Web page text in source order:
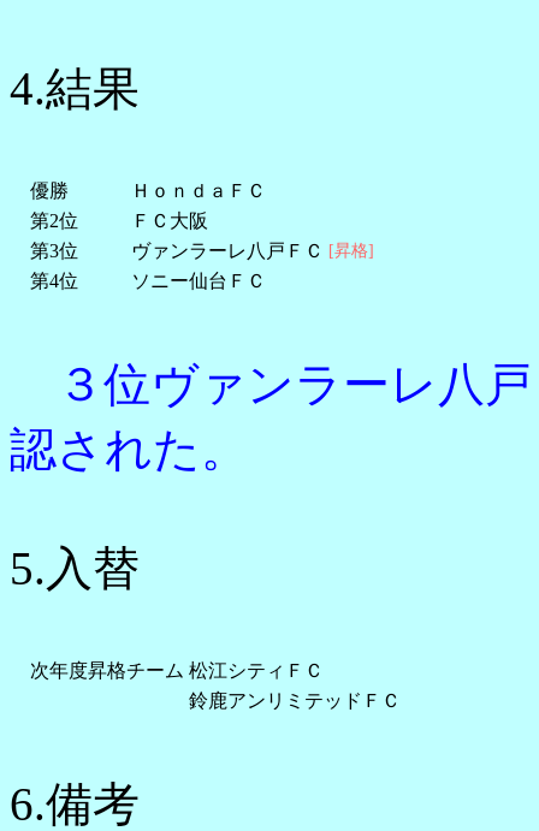
4.結果
優勝
ＨｏｎｄａＦＣ
第2位
ＦＣ大阪
第3位
ヴァンラーレ八戸ＦＣ [昇格]
第4位 ソニー仙台ＦＣ
３位ヴァンラーレ八
認された。
5.入替
次年度昇格チーム 松江シティＦＣ
鈴鹿アンリミテッドＦＣ
6.備考